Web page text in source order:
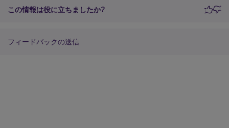
この情報は役に立ちましたか?
フィードバックの送信